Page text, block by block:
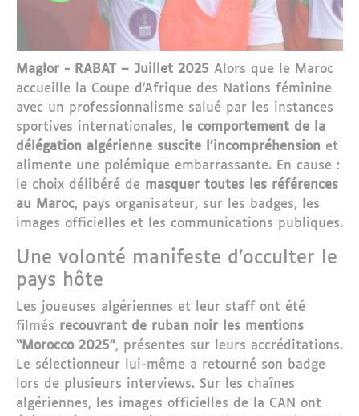
Maglor - RABAT – Juillet 2025 Alors que le Maroc
accueille la Coupe d’Afrique des Nations féminine
avec un professionnalisme salué par les instances
sportives internationales,
le comportement de la
délégation algérienne suscite l’incompréhension et
alimente une polémique embarrassante. En cause :
le choix délibéré de masquer toutes les références
au Maroc, pays organisateur, sur les badges, les
images officielles et les communications publiques.
Une volonté manifeste d’occulter le
pays hôte
Les joueuses algériennes et leur staff ont été
filmés recouvrant de ruban noir les mentions
“Morocco 2025”, présentes sur leurs accréditations.
Le sélectionneur lui-même a retourné son badge
lors de plusieurs interviews. Sur les chaînes
algériennes, les images officielles de la CAN ont